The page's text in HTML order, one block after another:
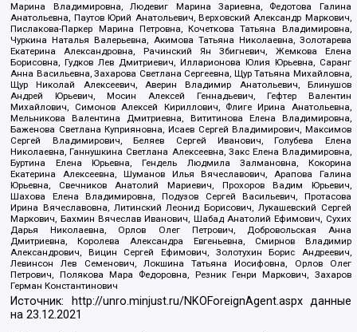
Марина Владимировна, Людевиг Марина Зариевна, Федотова Галина
Анатольевна, Паутов Юрий Анатольевич, Верховский Александр Маркович,
Пислакова-Паркер Марина Петровна, Кочеткова Татьяна Владимировна,
Чуркина Наталья Валерьевна, Акимова Татьяна Николаевна, Золотарева
Екатерина Александровна, Рачинский Ян Збигневич, Жемкова Елена
Борисовна, Гудков Лев Дмитриевич, Илларионова Юлия Юрьевна, Саранг
Анна Васильевна, Захарова Светлана Сергеевна, Щур Татьяна Михайловна,
Щур Николай Алексеевич, Аверин Владимир Анатольевич, Блинушов
Андрей Юрьевич, Мосин Алексей Геннадьевич, Гефтер Валентин
Михайлович, Симонов Алексей Кириллович, Флиге Ирина Анатольевна,
Мельникова Валентина Дмитриевна, Вититинова Елена Владимировна,
Баженова Светлана Куприяновна, Исаев Сергей Владимирович, Максимов
Сергей Владимирович, Беляев Сергей Иванович, Голубева Елена
Николаевна, Ганнушкина Светлана Алексеевна, Закс Елена Владимировна,
Буртина Елена Юрьевна, Гендель Людмила Залмановна, Кокорина
Екатерина Алексеевна, Шуманов Илья Вячеславович, Арапова Галина
Юрьевна, Свечников Анатолий Мариевич, Прохоров Вадим Юрьевич,
Шахова Елена Владимировна, Подузов Сергей Васильевич, Протасова
Ирина Вячеславовна, Литинский Леонид Борисович, Лукашевский Сергей
Маркович, Бахмин Вячеслав Иванович, Шабад Анатолий Ефимович, Сухих
Дарья Николаевна, Орлов Олег Петрович, Добровольская Анна
Дмитриевна, Королева Александра Евгеньевна, Смирнов Владимир
Александрович, Вицин Сергей Ефимович, Золотухин Борис Андреевич,
Левинсон Лев Семенович, Локшина Татьяна Иосифовна, Орлов Олег
Петрович, Полякова Мара Федоровна, Резник Генри Маркович, Захаров
Герман Константинович
Источник: http://unro.minjust.ru/NKOForeignAgent.aspxданные
на23.12.2021